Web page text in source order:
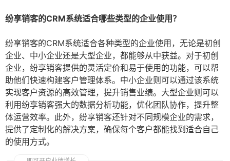
纷享销客的CRM系统适合哪些类型的企业使用？
纷享销客的CRM系统适合各种类型的企业使用，无论是初创
企业、中小企业还是大型企业，都能够从中获益。对于初创
企业，纷享销客提供的灵活定价和易于使用的功能，可以帮
助他们快速构建客户管理体系。中小企业则可以通过该系统
实现客户资源的高效管理，提升销售业绩。大型企业则可以
利用纷享销客强大的数据分析功能，优化团队协作，提升整
体运营效率。此外，纷享销客还针对不同规模企业的需求，
提供了定制化的解决方案，确保每个客户都能找到适合自己
的使用方式。